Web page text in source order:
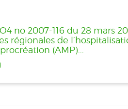
no 2007-116 du 28 mars
régionales de
(AMP)...